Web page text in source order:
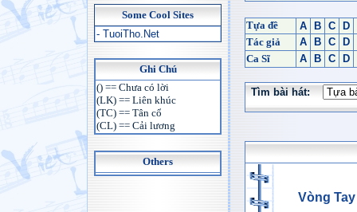
Some Cool Sites
- TuoiTho.Net
Ghi Chú
() == Chưa có lời
(LK) == Liên khúc
(TC) == Tân cổ
(CL) == Cải lương
Others
Tựa đề A B C
D
Tác giả
A B C
D
Ca Sĩ
A B C D
Tìm bài hát:
Vòng